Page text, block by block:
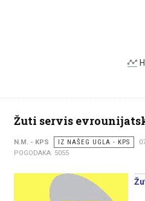
Žuti servis
N.M. - KPS IZ NAŠEG UGLA - KPS
POGODAKA: 5055